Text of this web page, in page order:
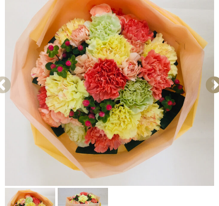
歓送・昇進・退職祝い
発表会・公演お祝い
お礼・内祝い
出産祝い・お見舞い
お悔やみ・お供え
自宅用
カラー
レッド
イエロー・オレンジ